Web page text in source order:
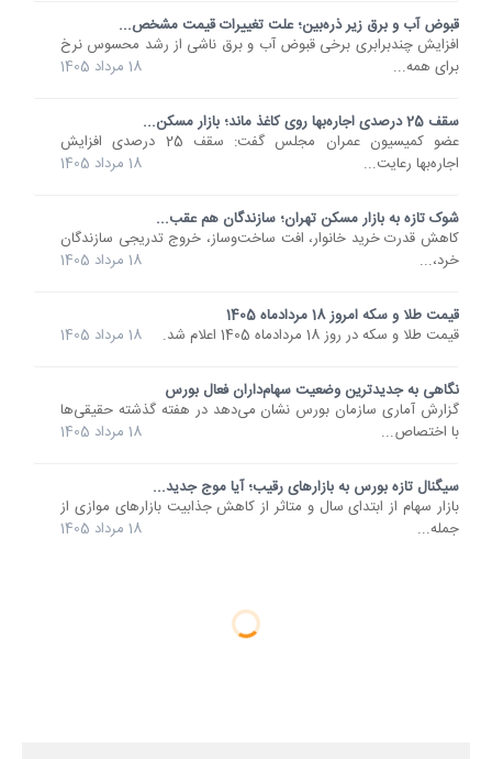
قبوض آب و برق زیر ذره‌بین؛ علت تغییرات قیمت مشخص...
افزایش چندبرابری برخی قبوض آب و برق ناشی از رشد محسوس نرخ
برای همه...
18 مرداد 1405
سقف 25 درصدی اجاره‌بها روی کاغذ ماند؛ بازار مسکن...
عضو کمیسیون عمران مجلس گفت: سقف 25 درصدی افزایش
اجاره‌بها رعایت...
18 مرداد 1405
شوک تازه به بازار مسکن تهران؛ سازندگان هم عقب...
کاهش قدرت خرید خانوار، افت ساخت‌وساز، خروج تدریجی سازندگان
خرد،...
18 مرداد 1405
قیمت طلا و سکه امروز 18 مردادماه 1405
قیمت طلا و سکه در روز 18 مردادماه 1405 اعلام شد.
18 مرداد 1405
نگاهی به جدیدترین وضعیت سهام‌داران فعال بورس
گزارش آماری سازمان بورس نشان می‌دهد در هفته گذشته حقیقی‌ها
با اختصاص...
18 مرداد 1405
سیگنال تازه بورس به بازارهای رقیب؛ آیا موج جدید...
بازار سهام از ابتدای سال و متاثر از کاهش جذابیت بازارهای موازی از
جمله...
18 مرداد 1405